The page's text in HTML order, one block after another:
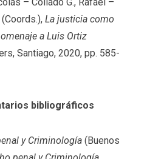
– Collado G., Rafael –
La justicia como
a Luis Ortiz
Santiago, 2020, pp. 585-
bibliográficos
y Criminología(Buenos